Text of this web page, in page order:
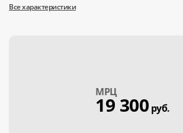
Все характеристики
МPЦ
19 300 руб.